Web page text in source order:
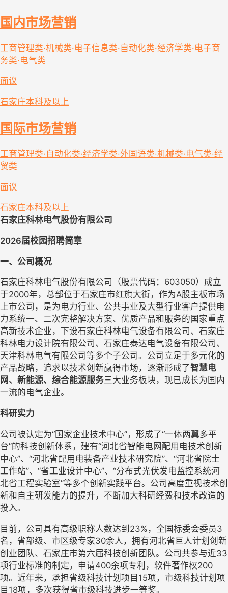
国内市场营销
工商管理类·机械类·电子信息类·自动化类·经济学类·电子商
务类·电气类
面议
石家庄本科及以上
国际市场营销
工商管理类·自动化类·经济学类·外国语类·机械类·电气类·经
贸类
面议
石家庄本科及以上
石家庄科林电气股份有限公司
2026届校园招聘简章
一、公司概况
石家庄科林电气股份有限公司（股票代码：603050）成立
于2000年，总部位于石家庄市红旗大街，作为A股主板市场
上市公司，是为电力行业、公共事业及大型行业客户提供电
力系统一、二次完整解决方案、优质产品和服务的国家重点
高新技术企业，下设石家庄科林电气设备有限公司、石家庄
科林电力设计院有限公司、石家庄泰达电气设备有限公司、
天津科林电气有限公司等多个子公司。公司立足于多元化的
产品战略，追求以技术创新赢得市场，逐渐形成了智慧电
网、新能源、综合能源服务三大业务板块，现已成长为国内
一流的电气企业。
科研实力
公司被认定为“国家企业技术中心”，形成了“一体两翼多平
台”的科技创新体系，建有“河北省智能电网配用电技术创新
中心”、“河北省配用电装备产业技术研究院”、“河北省院士
工作站”、“省工业设计中心”、“分布式光伏发电监控系统河
北省工程实验室”等多个创新实践平台。公司高度重视技术创
新和自主研发能力的提升，不断加大科研经费和技术改造的
投入。
目前，公司具有高级职称人数达到23%，全国标委会委员3
名，省部级、市区级专家30余人，拥有河北省巨人计划创新
创业团队、石家庄市第六届科技创新团队。公司共参与近33
项行业标准的制定，申请400余项专利，软件著作权200
项。近年来，承担省级科技计划项目15项，市级科技计划项
目18项，多次获得省市级科技进步一等奖。